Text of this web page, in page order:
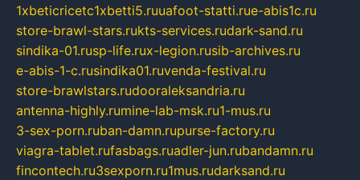
1xbeticricetc1xbetti5.ruuafoot-statti.rue-abis1c.ru
store-brawl-stars.rukts-services.rudark-sand.ru
sindika-01.rusp-life.rux-legion.rusib-archives.ru
e-abis-1-c.rusindika01.ruvenda-festival.ru
store-brawlstars.rudooraleksandria.ru
antenna-highly.rumine-lab-msk.ru1-mus.ru
3-sex-porn.ruban-damn.rupurse-factory.ru
viagra-tablet.rufasbags.ruadler-jun.rubandamn.ru
fincontech.ru3sexporn.ru1mus.rudarksand.ru